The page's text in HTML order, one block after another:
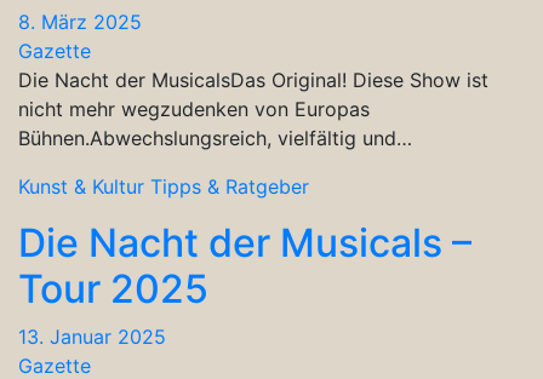
8. März 2025
Gazette
Die Nacht der MusicalsDas Original! Diese Show ist
nicht mehr wegzudenken von Europas
Bühnen.Abwechslungsreich, vielfältig und…
Kunst & Kultur Tipps & Ratgeber
Die Nacht der Musicals –
Tour 2025
13. Januar 2025
Gazette